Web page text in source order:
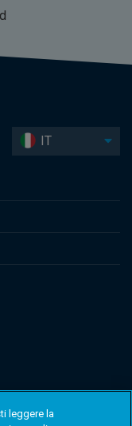
IT
with the Registre
B 110242. Columbia
leggere la